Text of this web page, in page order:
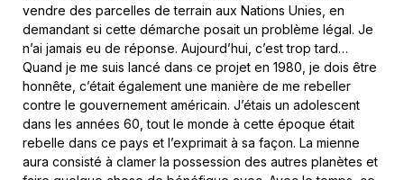
vendre des parcelles de terrain aux Nations Unies, en
demandant si cette démarche posait un problème légal. Je
n’ai jamais eu de réponse. Aujourd’hui, c’est trop tard…
Quand je me suis lancé dans ce projet en 1980, je dois être
honnête, c’était également une manière de me rebeller
contre le gouvernement américain. J’étais un adolescent
dans les années 60, tout le monde à cette époque était
rebelle dans ce pays et l’exprimait à sa façon. La mienne
aura consisté à clamer la possession des autres planètes et